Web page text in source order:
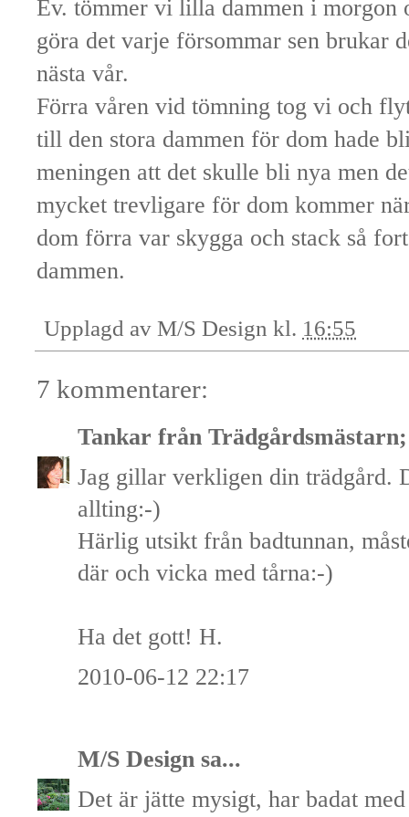
Ev. tömmer vi lilla dammen i
göra det varje försommar sen brukar
nästa vår.
Förra våren vid tömning tog vi och
till den stora dammen för dom hade
meningen att det skulle bli nya men
mycket trevligare för dom kommer
dom förra var skygga och stack så
dammen.
Upplagd av M/S Design kl. 16:55
7 kommentarer:
Tankar från
Jag gillar verkligen din trädgård.
allting:-)
Härlig utsikt från badtunnan,
där och vicka med tårna:-)
Ha det gott! H.
2010-06-12 22:17
M/S Design sa...
Det är jätte mysigt, har badat